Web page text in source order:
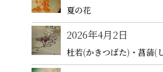
夏の花
2026年4月2日
杜若(かきつばた)・菖蒲(